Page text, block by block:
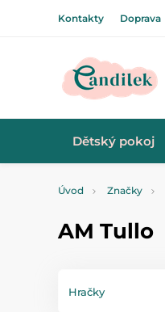
Kontakty Doprava
Dětský pokoj
Úvod Značky
AM Tullo
Hračky